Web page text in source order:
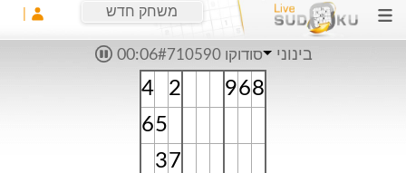
משחק חדש
בינוני סודוקו #710590 00:06
4 2 968
65
37